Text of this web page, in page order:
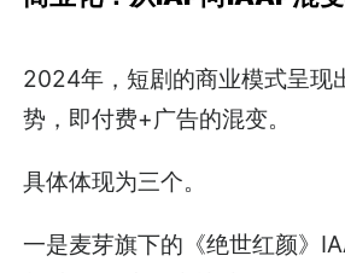
2024年，短剧的商业模式呈现
势，即付费+广告的混变。
具体体现为三个。
一是麦芽旗下的《绝世红颜》